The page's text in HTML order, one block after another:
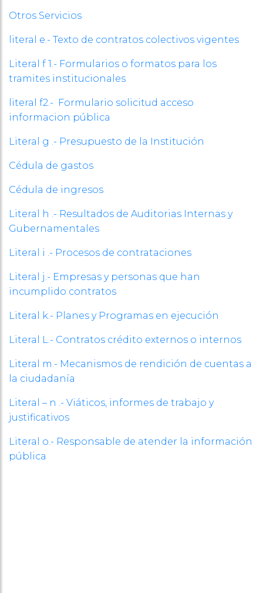
Otros Servicios
literal e.- Texto de contratos colectivos vigentes
Literal f 1.- Formularios o formatos para los
tramites institucionales
literal f2.- Formulario solicitud acceso
informacion pública
Literal g .- Presupuesto de la Institución
Cédula de gastos
Cédula de ingresos
Literal h .- Resultados de Auditorias Internas y
Gubernamentales
Literal i .- Procesos de contrataciones
Literal j.- Empresas y personas que han
incumplido contratos
Literal k.- Planes y Programas en ejecución
Literal L.- Contratos crédito externos o internos
Literal m.- Mecanismos de rendición de cuentas a
la ciudadanía
Literal – n .- Viáticos, informes de trabajo y
justificativos
Literal o.- Responsable de atender la información
pública